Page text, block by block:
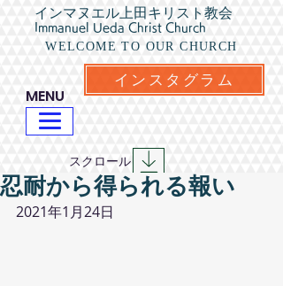
インマヌエル上田キリスト教会
Immanuel Ueda Christ Church
WELCOME TO OUR CHURCH
​MENU
​スクロール
インスタグラム
忍耐から得られる報い
2021年1月24日